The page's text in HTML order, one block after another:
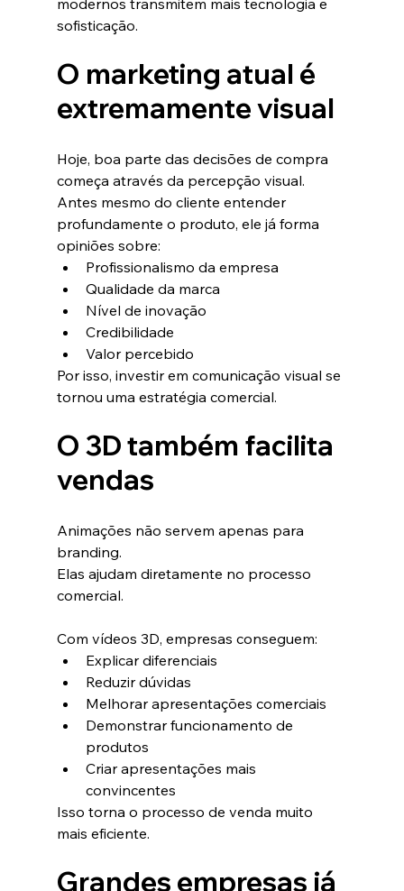
modernos transmitem mais tecnologia e
sofisticação.
O marketing atual é
extremamente visual
Hoje, boa parte das decisões de compra
começa através da percepção visual.
Antes mesmo do cliente entender
profundamente o produto, ele já forma
opiniões sobre:
Profissionalismo da empresa
Qualidade da marca
Nível de inovação
Credibilidade
Valor percebido
Por isso, investir em comunicação visual se
tornou uma estratégia comercial.
O 3D também facilita
vendas
Animações não servem apenas para
branding.
Elas ajudam diretamente no processo
comercial.
Com vídeos 3D, empresas conseguem:
Explicar diferenciais
Reduzir dúvidas
Melhorar apresentações comerciais
Demonstrar funcionamento de
produtos
Criar apresentações mais
convincentes
Isso torna o processo de venda muito
mais eficiente.
Grandes empresas já